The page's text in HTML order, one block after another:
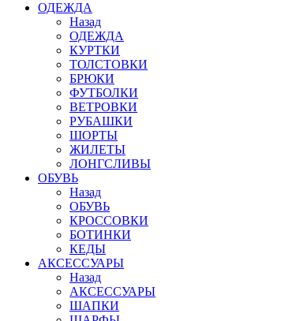
ОДЕЖДА
Назад
ОДЕЖДА
КУРТКИ
ТОЛСТОВКИ
БРЮКИ
ФУТБОЛКИ
ВЕТРОВКИ
РУБАШКИ
ШОРТЫ
ЖИЛЕТЫ
ЛОНГСЛИВЫ
ОБУВЬ
Назад
ОБУВЬ
КРОССОВКИ
БОТИНКИ
КЕДЫ
АКСЕССУАРЫ
Назад
АКСЕССУАРЫ
ШАПКИ